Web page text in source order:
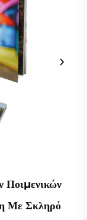
Ποιμενικών
Με Σκληρό